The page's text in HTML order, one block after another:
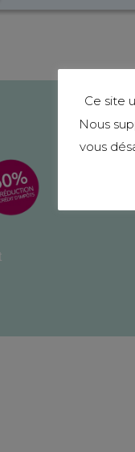
Ce site
Nous
vous